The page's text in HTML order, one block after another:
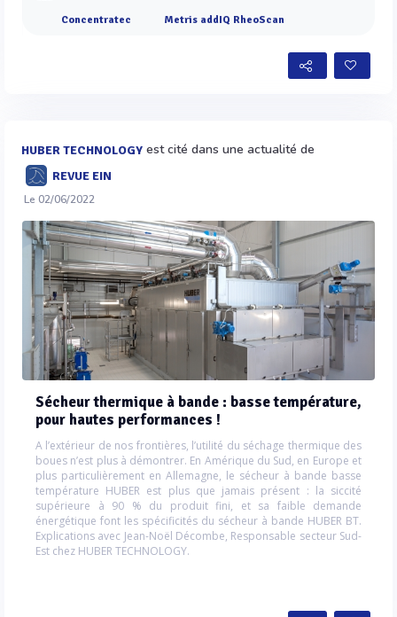
Concentratec Metris addIQ RheoScan
HUBER TECHNOLOGY est cité dans une actualité de
REVUE EIN
Le 02/06/2022
Sécheur thermique à bande : basse température,
pour hautes performances !
A l’extérieur de nos frontières, l’utilité du séchage thermique des
boues n’est plus à démontrer. En Amérique du Sud, en Europe et
plus particulièrement en Allemagne, le sécheur à bande basse
température HUBER est plus que jamais présent : la siccité
supérieure à 90 % du produit fini, et sa faible demande
énergétique font les spécificités du sécheur à bande HUBER BT.
Explications avec Jean-Noël Décombe, Responsable secteur Sud-
Est chez HUBER TECHNOLOGY.